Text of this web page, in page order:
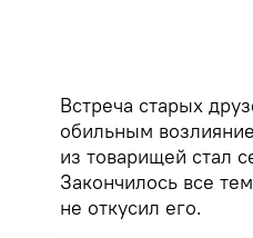
Встреча старых
обильным
из товарищей стал
Закончилось все
не откусил его.